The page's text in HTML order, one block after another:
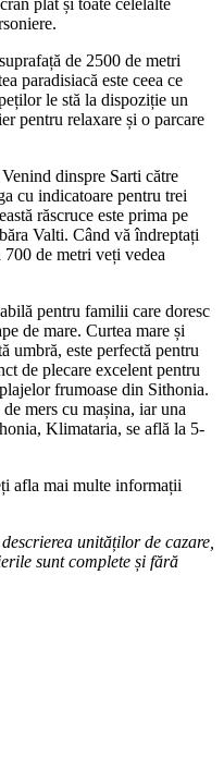
de 2500 de metri
paradisiacă este ceea ce
le stă la dispoziție un
pentru relaxare și o parcare
dinspre Sarti către
cu indicatoare pentru trei
răscruce este prima pe
Valti. Când vă îndreptați
700 de metri veți vedea
pentru familii care doresc
de mare. Curtea mare și
umbră, este perfectă pentru
de plecare excelent pentru
frumoase din Sithonia.
mers cu mașina, iar una
Klimataria, se află la 5-
afla mai multe informații
unităților de cazare,
sunt complete și fără